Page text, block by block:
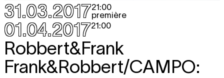
31.03.201721:00
première
01.04.201721:00
Robbert&Frank
Frank&Robbert/CAMPO: